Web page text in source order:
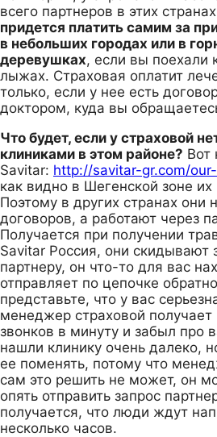
всего партнеров в этих
придется платить самим за
в небольших городах или в
деревушках, если вы поехали
лыжах. Страховая оплатит
только, если у нее есть
доктором, куда вы
Что будет, если у страховой
клиниками в этом районе? Вот
Savitar: http://savitar-gr.com/
как видно в Шегенской зоне
Поэтому в других странах они
договоров, а работают через
Получается при получении
Savitar Россия, они скидывают
партнеру, он что-то для вас
отправляет по цепочке
представьте, что у вас
менеджер страховой получает
звонков в минуту и забыл про
нашли клинику очень далеко,
ее поменять, потому что
сам это решить не может, он
опять отправить запрос
получается, что люди ждут
несколько часов.